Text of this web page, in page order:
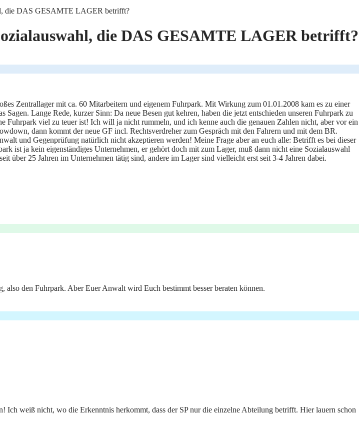
die DAS GESAMTE LAGER betrifft?
die DAS GESAMTE LAGER betrifft?
Zentrallager mit ca. 60 Mitarbeitern und eigenem Fuhrpark. Mit Wirkung zum 01.01.2008 kam es zu einer
Lange Rede, kurzer Sinn: Da neue Besen gut kehren, haben die jetzt entschieden unseren Fuhrpark zu
Fuhrpark viel zu teuer ist! Ich will ja nicht rummeln, und ich kenne auch die genauen Zahlen nicht, aber vor ein
dann kommt der neue GF incl. Rechtsverdreher zum Gespräch mit den Fahrern und mit dem BR.
und Gegenprüfung natürlich nicht akzeptieren werden! Meine Frage aber an euch alle: Betrifft es bei dieser
ist ja kein eigenständiges Unternehmen, er gehört doch mit zum Lager, muß dann nicht eine Sozialauswahl
25 Jahren im Unternehmen tätig sind, andere im Lager sind vielleicht erst seit 3-4 Jahren dabei.
den Fuhrpark. Aber Euer Anwalt wird Euch bestimmt besser beraten können.
weiß nicht, wo die Erkenntnis herkommt, dass der SP nur die einzelne Abteilung betrifft. Hier lauern schon